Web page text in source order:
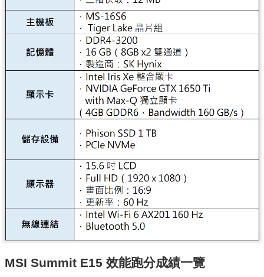
MSI Summit E15 效能跑分成績一覽